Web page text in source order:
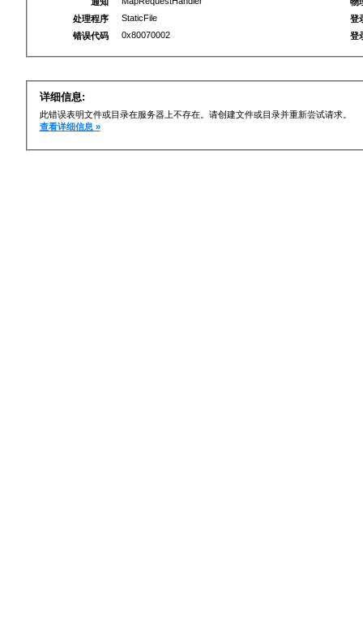
处理程序
StaticFile
错误代码
0x80070002
登
登
详细信息:
此错误表明文件或目录在服务器上不存在。请创建文件或目录并重新尝试请求。
查看详细信息 »